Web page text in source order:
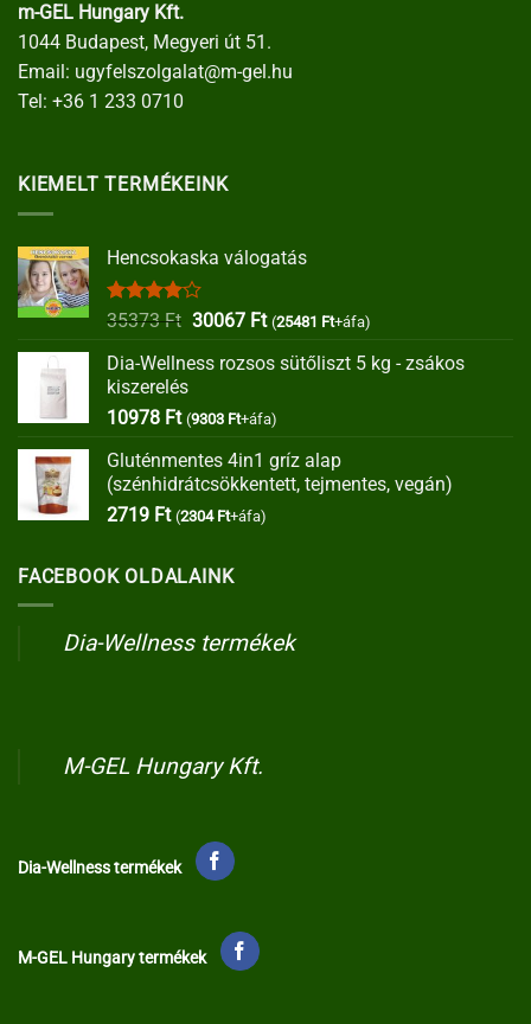
m-GEL Hungary Kft.
1044 Budapest, Megyeri út 51.
Email: ugyfelszolgalat@m-gel.hu
Tel: +36 1 233 0710
KIEMELT TERMÉKEINK
Hencsokaska válogatás
Értékelés:
35373Ft Original
was:
30067 FtCurrent
is:
(25481 Ft+áfa)
Dia-Wellness rozsos sütőliszt 5 kg - zsákos
kiszerelés
10978 Ft (9303 Ft+áfa)
Gluténmentes 4in1 gríz alap
(szénhidrátcsökkentett, tejmentes, vegán)
2719 Ft (2304 Ft+áfa)
FACEBOOK OLDALAINK
Dia-Wellness termékek
M-GEL Hungary Kft.
Dia-Wellness termékek
M-GEL Hungary termékek